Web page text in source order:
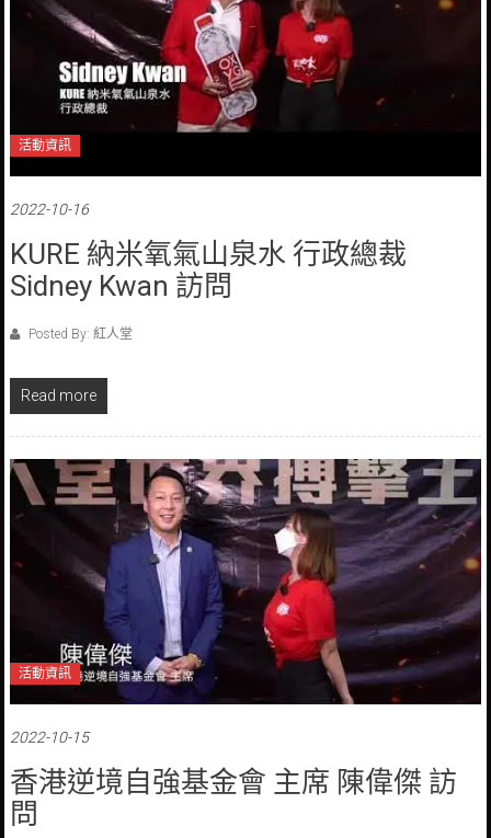
活動資訊
2022-10-16
KURE 納米氧氣山泉水 行政總裁
Sidney Kwan 訪問
Posted By: 紅人堂
Read more
活動資訊
2022-10-15
香港逆境自強基金會 主席 陳偉傑 訪
問